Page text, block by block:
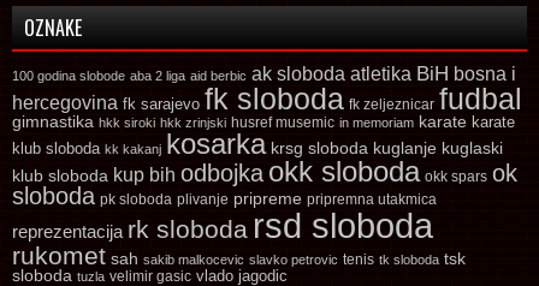
OZNAKE
100 godina slobode aba 2 liga aid berbic ak sloboda atletika BiH bosna i
hercegovina fk sarajevo fk sloboda fk zeljeznicar fudbal
gimnastika hkk siroki hkk zrinjski husref musemic in memoriam karate karate
klub sloboda kk kakanj kosarka krsg sloboda kuglanje kuglaski
klub sloboda kup bih odbojka okk sloboda okk spars ok
sloboda pk sloboda plivanje pripreme pripremna utakmica
reprezentacija rk sloboda rsd sloboda
rukomet sah sakib malkocevic slavko petrovic tenis tk sloboda tsk
sloboda tuzla velimir gasic vlado jagodic